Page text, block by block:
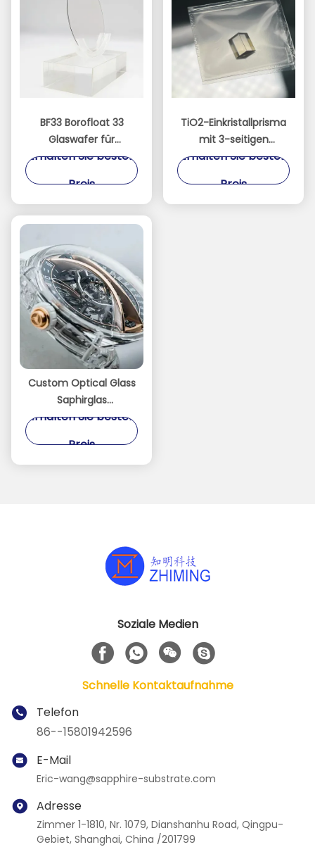
BF33 Borofloat 33
Glaswafer für
Halbleiter-MEMS-Optik
Erhalten Sie besten
Preis
TiO2-Einkristallprisma
mit 3-seitigen
polierten Oberflächen
optische Forschung
Erhalten Sie besten
Preis
Custom Optical Glass
Saphirglas
Uhrengehäuse Lünette
Erhalten Sie besten
Preis
Soziale Medien
Schnelle Kontaktaufnahme
Telefon
86--15801942596
E-Mail
Eric-wang@sapphire-substrate.com
Adresse
Zimmer 1-1810, Nr. 1079, Dianshanhu Road, Qingpu-
Gebiet, Shanghai, China /201799